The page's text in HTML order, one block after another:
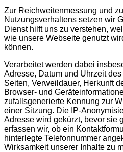
Zur Reichweitenmessung und
Nutzungsverhaltens setzen wir
Dienst hilft uns zu verstehen,
wie unsere Webseite genutzt
können.
Verarbeitet werden dabei
Adresse, Datum und Uhrzeit
Seiten, Verweildauer, Herkunft
Browser- und
zufallsgenerierte Kennung zur
einer Sitzung. Die IP-
Adresse wird gekürzt, bevor sie
erfassen wir, ob ein
hinterlegte Telefonnummer
Wirksamkeit unserer Inhalte zu